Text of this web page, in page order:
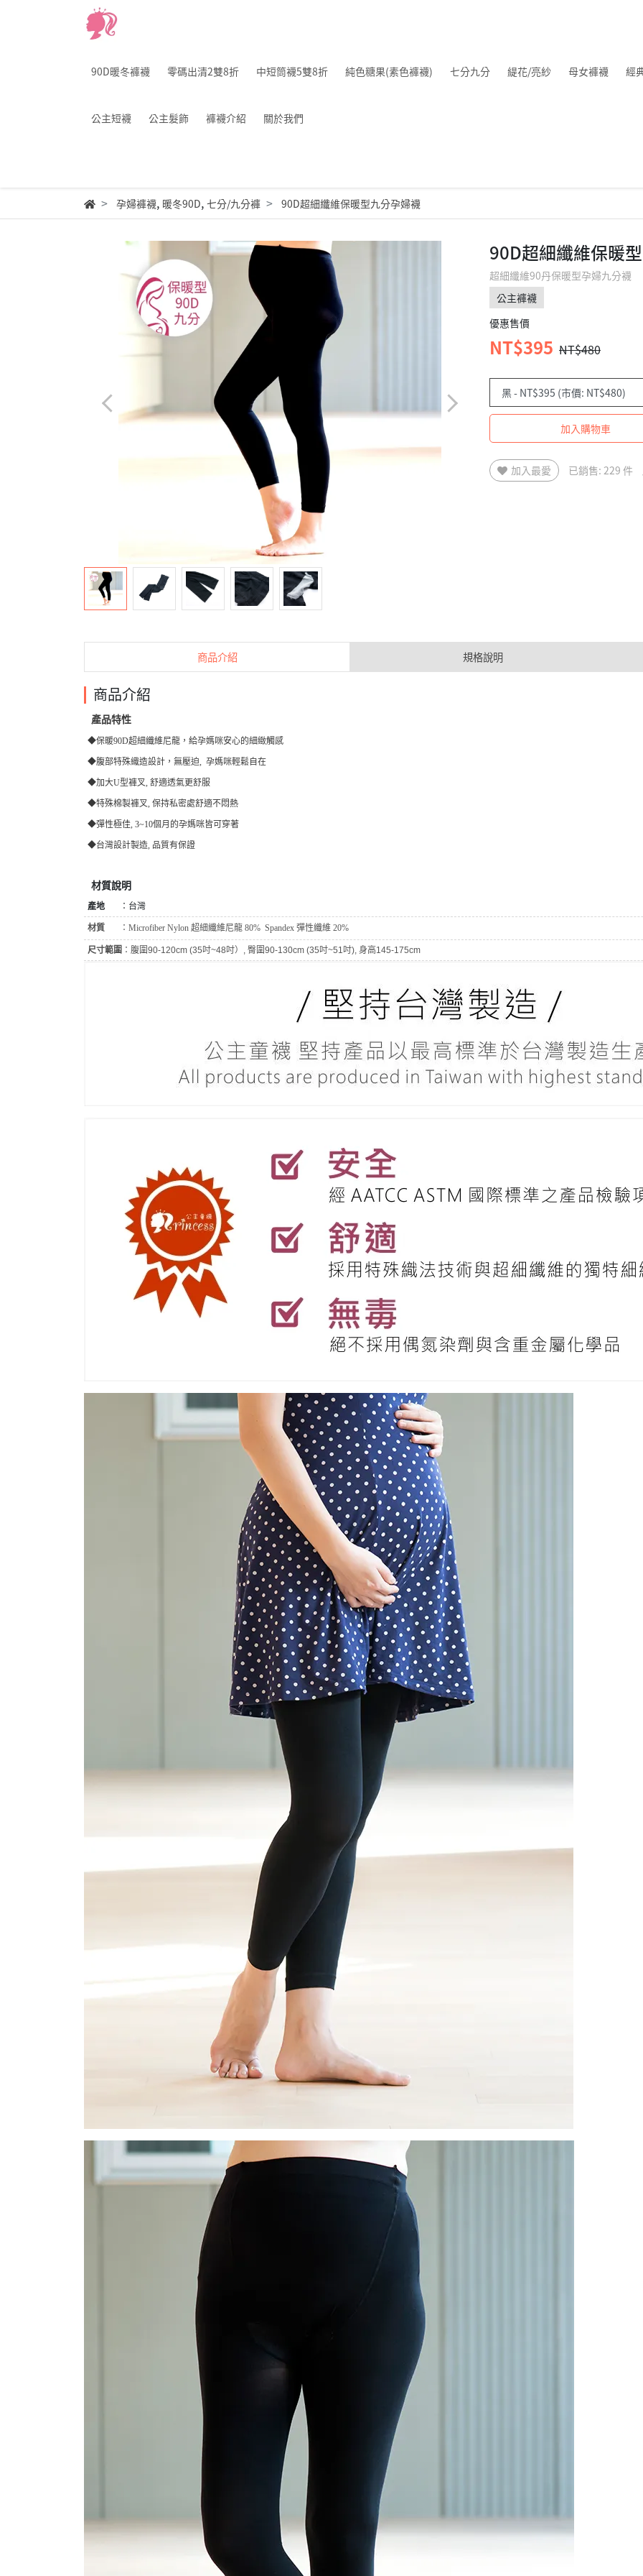
90D暖冬褲襪 零碼出清2雙8折 中短筒襪5雙8折 純色糖果(素色褲襪) 七分九分 緹花/亮紗 母女褲襪 經
公主短襪 公主髮飾 褲襪介紹 關於我們
孕婦褲襪, 暖冬90D, 七分/九分褲 90D超細纖維保暖型九分孕婦襪
90D超細纖維保暖
超細纖維90丹保暖型孕婦九分襪
公主褲襪
優惠售價
NT$395 NT$480
加入購物車
加入最愛 已銷售: 229 件
商品介紹 規格說明
商品介紹
產品特性
◆保暖90D超細纖維尼龍，給孕媽咪安心的細緻觸感
◆腹部特殊織造設計，無壓迫, 孕媽咪輕鬆自在
◆加大U型褲叉, 舒適透氣更舒服
◆特殊棉製褲叉, 保持私密處舒適不悶熱
◆彈性極佳, 3~10個月的孕媽咪皆可穿著
◆台灣設計製造, 品質有保證
材質說明
產地 ：台灣
材質 ： Microfiber Nylon 超細纖維尼龍 80% Spandex 彈性纖維 20%
尺寸範圍 ：腹圍90-120cm (35吋~48吋）, 臀圍90-130cm (35吋~51吋), 身高145-175cm